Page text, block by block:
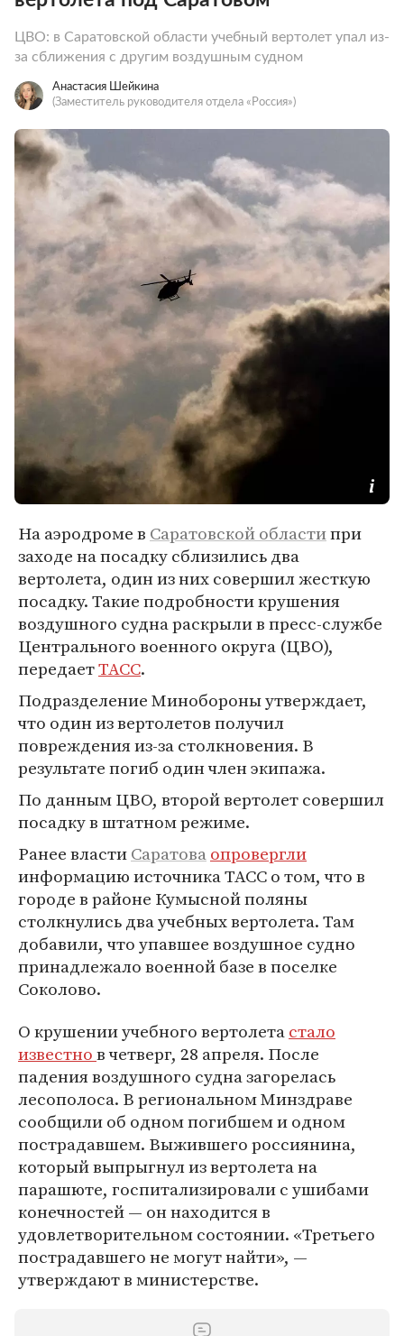
ЦВО: в Саратовской области учебный вертолет упал из-
за сближения с другим воздушным судном
Анастасия Шейкина
(Заместитель руководителя отдела «Россия»)
На аэродроме в Саратовской областипри
заходе на посадку сблизились два
вертолета, один из них совершил жесткую
посадку. Такие подробности крушения
воздушного судна раскрыли в пресс-службе
Центрального военного округа (ЦВО),
передаетТАСС.
Подразделение Минобороны утверждает,
что один из вертолетов получил
повреждения из-за столкновения. В
результате погиб один член экипажа.
По данным ЦВО, второй вертолет совершил
посадку в штатном режиме.
Ранее властиСаратоваопровергли
информацию источника ТАСС о том, что в
городе в районе Кумысной поляны
столкнулись два учебных вертолета. Там
добавили, что упавшее воздушное судно
принадлежало военной базе в поселке
Соколово.
О крушении учебного вертолетастало
известнов четверг, 28 апреля. После
падения воздушного судна загорелась
лесополоса. В региональном Минздраве
сообщили об одном погибшем и одном
пострадавшем. Выжившего россиянина,
который выпрыгнул из вертолета на
парашюте, госпитализировали с ушибами
конечностей — он находится в
удовлетворительном состоянии. «Третьего
пострадавшего не могут найти», —
утверждают в министерстве.